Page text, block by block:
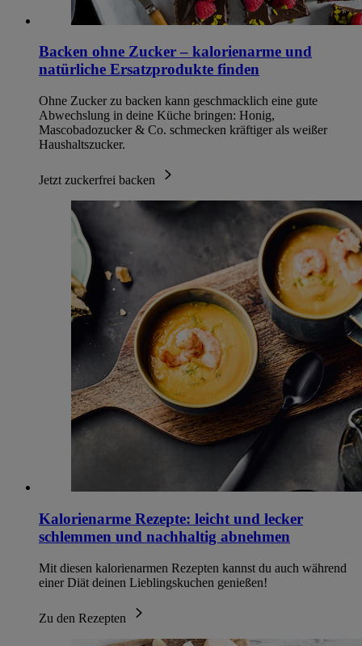
Backen ohne Zucker – kalorienarme und
natürliche Ersatzprodukte finden
Ohne Zucker zu backen kann geschmacklich eine gute
Abwechslung in deine Küche bringen: Honig,
Mascobadozucker & Co. schmecken kräftiger als weißer
Haushaltszucker.
Jetzt zuckerfrei backen
Kalorienarme Rezepte: leicht und lecker
schlemmen und nachhaltig abnehmen
Mit diesen kalorienarmen Rezepten kannst du auch während
einer Diät deinen Lieblingskuchen genießen!
Zu den Rezepten